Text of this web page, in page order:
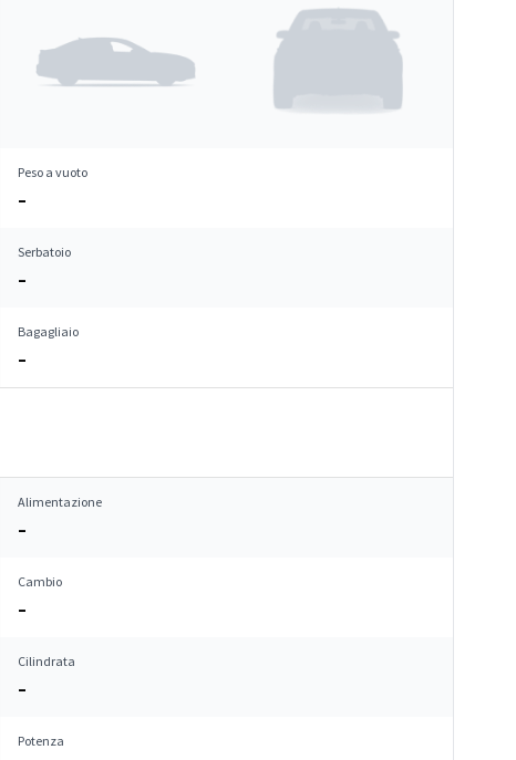
Peso a vuoto
–
Serbatoio
–
Bagagliaio
–
Alimentazione
–
Cambio
–
Cilindrata
–
Potenza